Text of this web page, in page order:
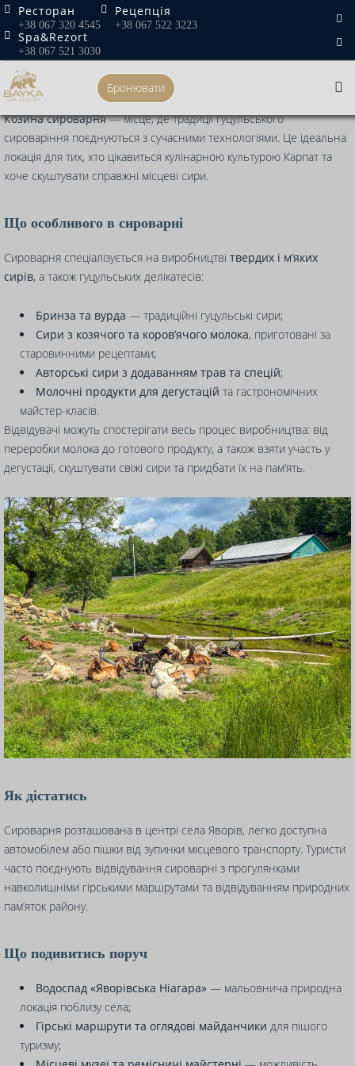
Skip
to
content
Ресторан
+38 067 320 4545
Рецепція
+38 067 522 3223
Spa&Rezort
+38 067 521 3030
Бронювати
Головна Козина Сироварня (с. Яворів)
Козина Сироварня (с. Яворів)
У мальовничому селіЯворівКосівського району розташована
Козина сироварня— місце, де традиції гуцульського
сироваріння поєднуються з сучасними технологіями. Це ідеальна
локація для тих, хто цікавиться кулінарною культурою Карпат та
хоче скуштувати справжні місцеві сири.
Що особливого в сироварні
Сироварня спеціалізується на виробництві твердих і м’яких
сирів, а також гуцульських делікатесів:
Бринза та вурда — традиційні гуцульські сири;
Сири з козячого та коров’ячого молока, приготовані за
старовинними рецептами;
Авторські сири з додаванням трав та спецій;
Молочні продукти для дегустацій та гастрономічних
майстер-класів.
Відвідувачі можуть спостерігати весь процес виробництва: від
переробки молока до готового продукту, а також взяти участь у
дегустації, скуштувати свіжі сири та придбати їх на пам’ять.
Як дістатись
Сироварня розташована в центрі села Яворів, легко доступна
автомобілем або пішки від зупинки місцевого транспорту. Туристи
часто поєднують відвідування сироварні з прогулянками
навколишніми гірськими маршрутами та відвідуванням природних
пам’яток району.
Що подивитись поруч
Водоспад «Яворівська Ніагара» — мальовнича природна
локація поблизу села;
Гірські маршрути та оглядові майданчики для пішого
туризму;